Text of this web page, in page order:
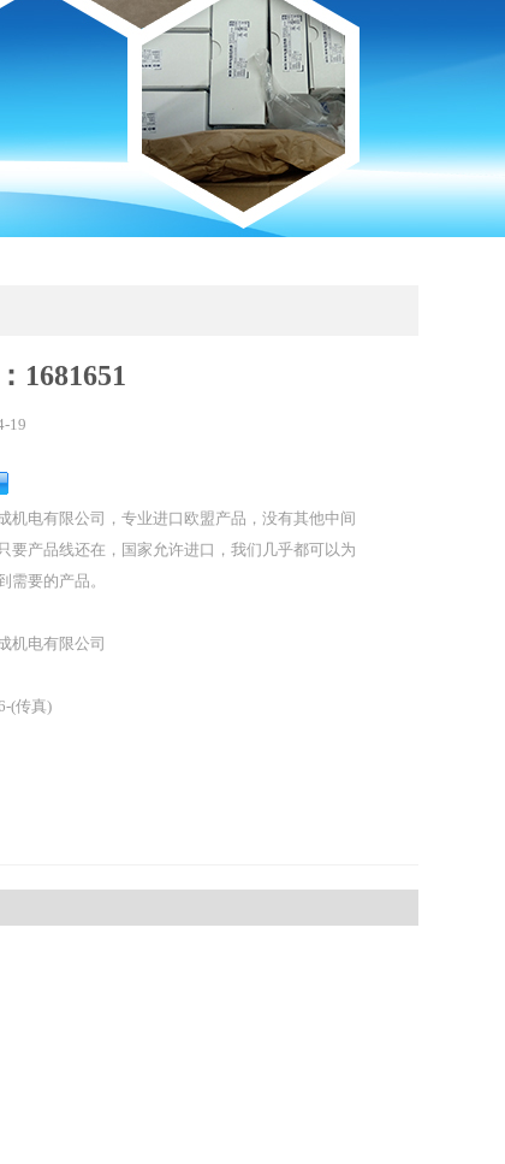
1681651
19
机电有限公司，专业进口欧盟产品，没有其他中间
要产品线还在，国家允许进口，我们几乎都可以为
需要的产品。
机电有限公司
(传真)